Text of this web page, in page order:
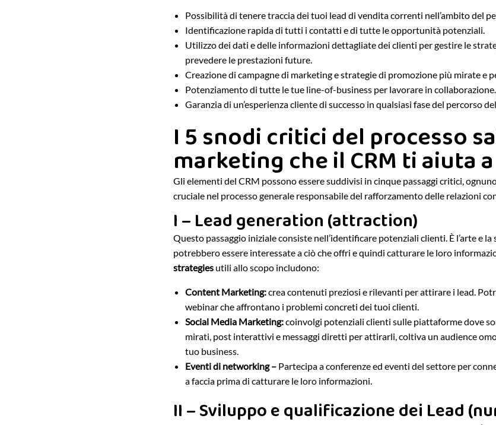
Possibilità di tenere traccia dei tuoi lead di vendita correnti nell’ambito del
Identificazione rapida di tutti i contatti e di tutte le opportunità potenziali.
Utilizzo dei dati e delle informazioni dettagliate dei clienti per gestire le
prevedere le prestazioni future.
Creazione di campagne di marketing e strategie di promozione più mirate e
Potenziamento di tutte le tue line-of-business per lavorare in collaborazione.
Garanzia di un’esperienza cliente di successo in qualsiasi fase del percorso
I 5 snodi critici del processo
marketing che il CRM ti aiuta
Gli elementi del CRM possono essere suddivisi in cinque passaggi critici,
cruciale nel processo generale responsabile del rafforzamento delle relazioni
I – Lead generation (attraction)
Questo passaggio iniziale consiste nell’identificare potenziali clienti. È l’arte e
potrebbero essere interessate a ciò che offri e quindi catturare le loro
strategies utili allo scopo includono:
Content Marketing:crea contenuti preziosi e rilevanti per attirare i lead.
webinar che affrontano i problemi concreti dei tuoi clienti.
Social Media Marketing:coinvolgi potenziali clienti sulle piattaforme dove
mirati, post interattivi e messaggi diretti per attirarli, coltiva un audience
tuo business.
Eventi di networking – Partecipa a conferenze ed eventi del settore per
a faccia prima di catturare le loro informazioni.
II – Sviluppo e qualificazione dei Lead